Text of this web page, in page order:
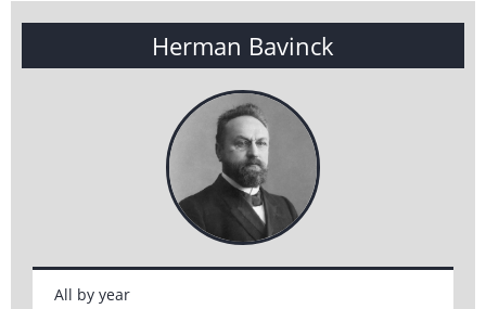
Herman Bavinck
All by year